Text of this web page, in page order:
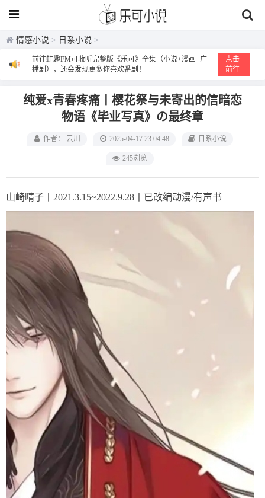
情感小说 > 日系小说 >
前往蛙趣FM可收听完整版《乐可》全集（小说+漫画+广
播剧），还会发现更多你喜欢番剧！
点击
前往
纯爱x青春疼痛丨樱花祭与未寄出的信暗恋
物语《毕业写真》の最终章
作者： 云川 2025-04-17 23:04:48 日系小说
245浏览
山崎晴子丨2021.3.15~2022.9.28丨已改编动漫/有声书